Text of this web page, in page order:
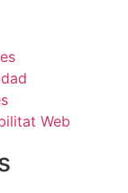
Web